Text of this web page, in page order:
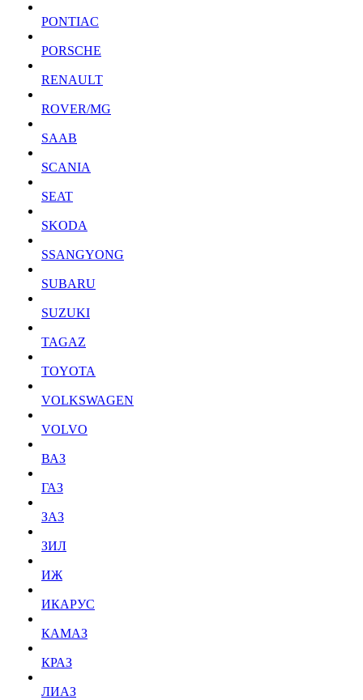
PONTIAC
PORSCHE
RENAULT
ROVER/MG
SAAB
SCANIA
SEAT
SKODA
SSANGYONG
SUBARU
SUZUKI
TAGAZ
TOYOTA
VOLKSWAGEN
VOLVO
ВАЗ
ГАЗ
ЗАЗ
ЗИЛ
ИЖ
ИКАРУС
КАМАЗ
КРАЗ
ЛИАЗ